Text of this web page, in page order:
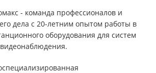
- команда профессионалов и
дела с 20-летним опытом работы в
оборудования для систем